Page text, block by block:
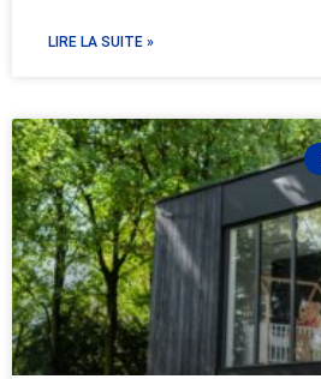
LIRE LA SUITE »